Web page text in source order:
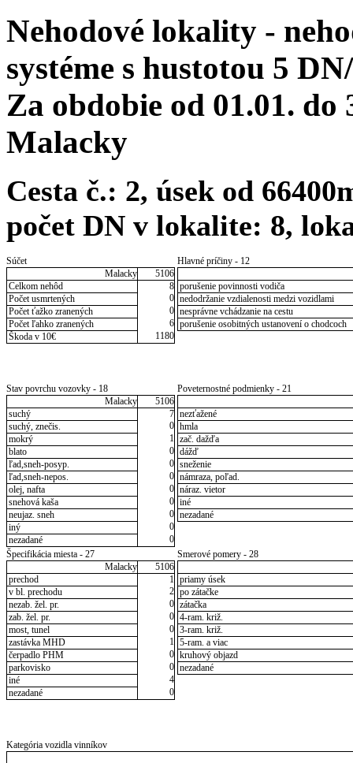
Nehodové lokality -
systéme s hustotou 5
Za obdobie od 01.01. do
Malacky
Cesta č.: 2, úsek od
počet DN v lokalite: 8,
Súčet
Malacky
5106
Celkom nehôd
8
Počet usmrtených
0
Počet ťažko zranených
0
Počet ľahko zranených
6
Škoda v 10€
1180
Hlavné príčiny - 12
porušenie povinnosti vodiča
nedodržanie vzdialenosti medzi vozidlami
nesprávne vchádzanie na cestu
porušenie osobitných ustanovení o chodcoch
Stav povrchu vozovky - 18
Malacky
5106
suchý
7
suchý, znečis.
0
mokrý
1
blato
0
ľad,sneh-posyp.
0
ľad,sneh-nepos.
0
olej, nafta
0
snehová kaša
0
neujaz. sneh
0
iný
0
nezadané
0
Poveternostné podmienky - 21
nezťažené
hmla
zač. dažďa
dážď
sneženie
námraza, poľad.
náraz. vietor
iné
nezadané
Špecifikácia miesta - 27
Malacky
5106
prechod
1
v bl. prechodu
2
nezab. žel. pr.
0
zab. žel. pr.
0
most, tunel
0
zastávka MHD
1
čerpadlo PHM
0
parkovisko
0
iné
4
nezadané
0
Smerové pomery - 28
priamy úsek
po zátačke
zátačka
4-ram. križ.
3-ram. križ.
5-ram. a viac
kruhový objazd
nezadané
Kategória vozidla vinníkov